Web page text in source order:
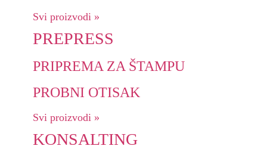
Svi proizvodi »
PREPRESS
PRIPREMA ZA ŠTAMPU
PROBNI OTISAK
Svi proizvodi »
KONSALTING